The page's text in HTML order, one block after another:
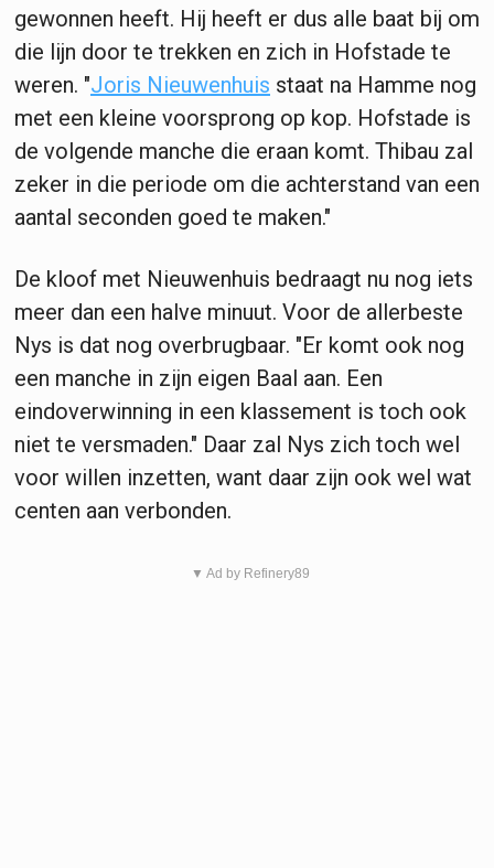
gewonnen heeft. Hij heeft er dus alle baat bij om
die lijn door te trekken en zich in Hofstade te
weren. "Joris Nieuwenhuis staat na Hamme nog
met een kleine voorsprong op kop. Hofstade is
de volgende manche die eraan komt. Thibau zal
zeker in die periode om die achterstand van een
aantal seconden goed te maken."
De kloof met Nieuwenhuis bedraagt nu nog iets
meer dan een halve minuut. Voor de allerbeste
Nys is dat nog overbrugbaar. "Er komt ook nog
een manche in zijn eigen Baal aan. Een
eindoverwinning in een klassement is toch ook
niet te versmaden." Daar zal Nys zich toch wel
voor willen inzetten, want daar zijn ook wel wat
centen aan verbonden.
▼ Ad by Refinery89